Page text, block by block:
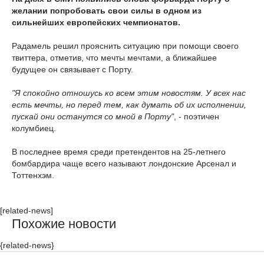
желании попробовать свои силы в одном из
сильнейших европейских чемпионатов.
Радамель решил прояснить ситуацию при помощи своего
твиттера, отметив, что мечты мечтами, а ближайшее
будущее он связывает с Порту.
"Я спокойно отношусь ко всем этим новостям. У всех нас
есть мечты, но перед тем, как думать об их исполнении,
пускай они останутся со мной в Порту", - поэтичен
колумбиец.
В последнее время среди претендентов на 25-летнего
бомбардира чаще всего называют лондонские Арсенал и
Тоттенхэм.
[related-news]
Похожие новости
{related-news}